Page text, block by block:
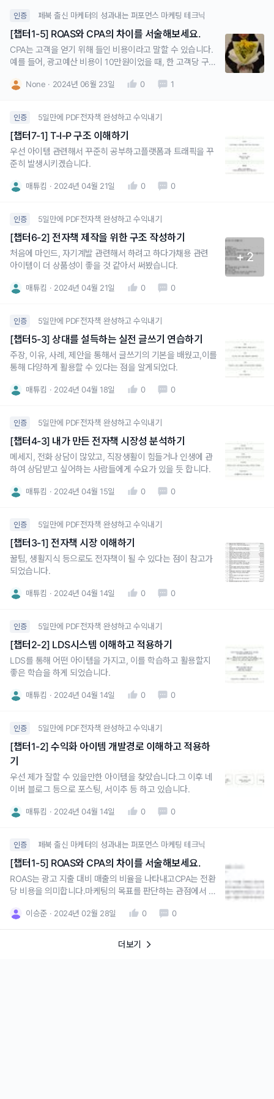
인증 페북 출신 마케터의 성과내는 퍼포먼스 마케팅 테크닉
[챕터1-5] ROAS와 CPA의 차이를 서술해보세요.
CPA는 고객을 얻기 위해 들인 비용이라고 말할 수 있습니다.
예를 들어, 광고예산 비용이 10만원이었을 때, 한 고객당 구매
ROAS 같은 경우, CPA + 광고 예산비용의 상관관계? 라고 보
None 2024년 06월 23일 0 1
인증 5일만에 PDF전자책 완성하고 수익내기
[챕터7-1] T-I-P 구조 이해하기
우선 아이템 관련해서 꾸준히 공부하고플랫폼과 트래픽을 꾸
준히 발생시키겠습니다.
매튜킴 2024년 04월 21일 0 0
인증 5일만에 PDF전자책 완성하고 수익내기
[챕터6-2] 전자책 제작을 위한 구조 작성하기
처음에 마인드, 자기계발 관련해서 하려고 하다가채용 관련
아이템이 더 상품성이 좋을 것 같아서 써봤습니다.
+ 2
매튜킴 2024년 04월 21일 0 0
인증 5일만에 PDF전자책 완성하고 수익내기
[챕터5-3] 상대를 설득하는 실전 글쓰기 연습하기
주장, 이유, 사례, 제안을 통해서 글쓰기의 기본을 배웠고,이를
통해 다양하게 활용할 수 있다는 점을 알게되었다.
매튜킴 2024년 04월 18일 0 0
인증 5일만에 PDF전자책 완성하고 수익내기
[챕터4-3] 내가 만든 전자책 시장성 분석하기
메세지, 전화 상담이 많았고, 직장생활이 힘들거나 인생에 관
하여 상담받고 싶어하는 사람들에게 수요가 있을 듯 합니다.
매튜킴 2024년 04월 15일 0 0
인증 5일만에 PDF전자책 완성하고 수익내기
[챕터3-1] 전자책 시장 이해하기
꿀팁, 생활지식 등으로도 전자책이 될 수 있다는 점이 참고가
되었습니다.
매튜킴 2024년 04월 14일 0 0
인증 5일만에 PDF전자책 완성하고 수익내기
[챕터2-2] LDS시스템 이해하고 적용하기
LDS를 통해 어떤 아이템을 가지고, 이를 학습하고 활용할지
좋은 학습을 하게 되었습니다.
매튜킴 2024년 04월 14일 0 0
인증 5일만에 PDF전자책 완성하고 수익내기
[챕터1-2] 수익화 아이템 개발경로 이해하고 적용하
기
우선 제가 잘할 수 있을만한 아이템을 찾았습니다.그 이후 네
이버 블로그 등으로 포스팅, 서이추 등 하고 있습니다.
매튜킴 2024년 04월 14일 0 0
인증 페북 출신 마케터의 성과내는 퍼포먼스 마케팅 테크닉
[챕터1-5] ROAS와 CPA의 차이를 서술해보세요.
ROAS는 광고 지출 대비 매출의 비율을 나타내고CPA는 전환
당 비용을 의미합니다.마케팅의 목표를 판단하는 관점에서 두
따라 ROAS가 변동될 수 있기 때문에CPA가 낮더라도 객단가
반대로 CPA가 높더라도 객단가가 높은 상품이 판매되면 R
이승준 2024년 02월 28일 0 0
더보기